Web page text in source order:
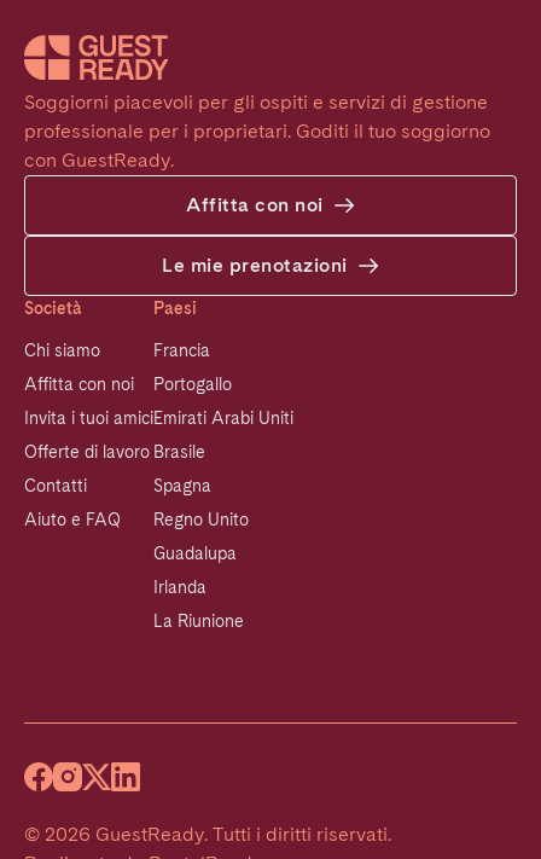
Soggiorni piacevoli per gli ospiti e servizi di gestione
professionale per i proprietari. Goditi il tuo soggiorno
con GuestReady.
Affitta con noi
Le mie prenotazioni
Società
Chi siamo
Affitta con noi
Invita i tuoi amici
Offerte di lavoro
Contatti
Aiuto e FAQ
Paesi
Francia
Portogallo
Emirati Arabi Uniti
Brasile
Spagna
Regno Unito
Guadalupa
Irlanda
La Riunione
© 2026 GuestReady. Tutti i diritti riservati.